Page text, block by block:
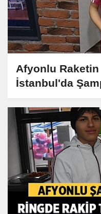
Afyonlu
İstanbul'da